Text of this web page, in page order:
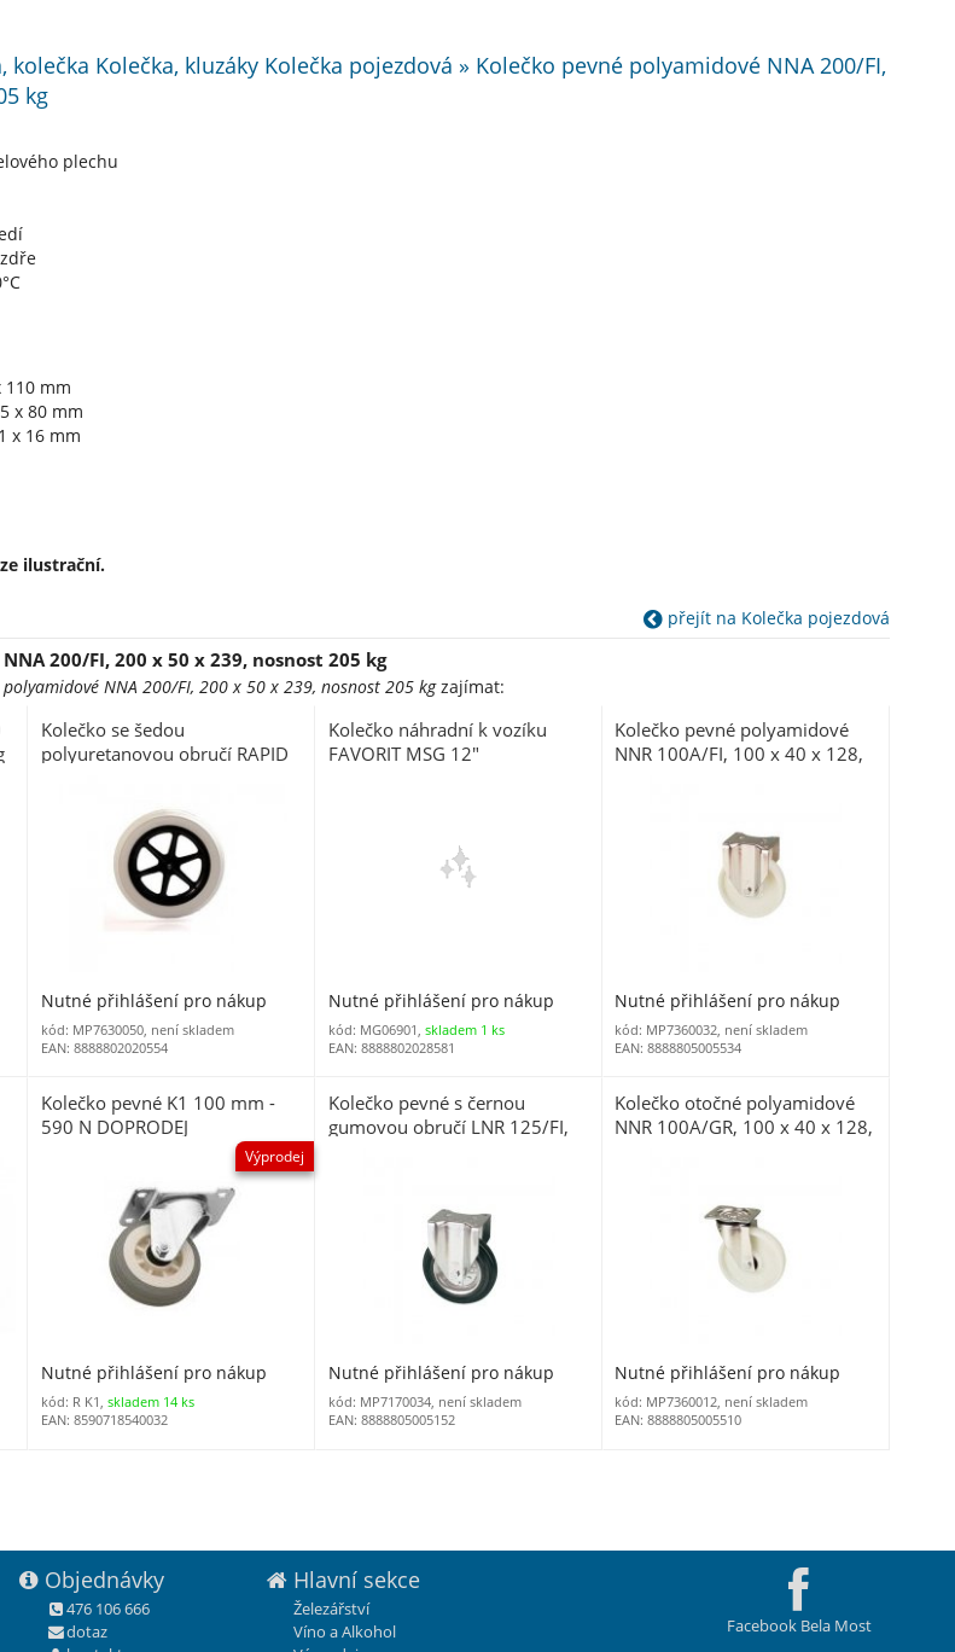
Kolečka, kluzáky Kolečka pojezdová » Kolečko pevné polyamidové NNA 200/FI,
kg
plechu
110 mm
x 80 mm
x 16 mm
ilustrační.
přejít na Kolečka pojezdová
200/FI, 200 x 50 x 239, nosnost 205 kg
polyamidové NNA 200/FI, 200 x 50 x 239, nosnost 205 kgzajímat:
Kolečko se šedou
polyuretanovou obručí RAPID
Nutné přihlášení pro nákup
kód: MP7630050, není skladem
EAN: 8888802020554
Kolečko náhradní k vozíku
FAVORIT MSG 12"
Nutné přihlášení pro nákup
kód: MG06901, skladem 1 ks
EAN: 8888802028581
Kolečko pevné polyamidové
NNR 100A/FI, 100 x 40 x 128,
Nutné přihlášení pro nákup
kód: MP7360032, není skladem
EAN: 8888805005534
Kolečko pevné K1 100 mm -
590 N DOPRODEJ
Výprodej
Nutné přihlášení pro nákup
kód: R K1, skladem 14 ks
EAN: 8590718540032
Kolečko pevné s černou
gumovou obručí LNR 125/FI,
Nutné přihlášení pro nákup
kód: MP7170034, není skladem
EAN: 8888805005152
Kolečko otočné polyamidové
NNR 100A/GR, 100 x 40 x 128,
Nutné přihlášení pro nákup
kód: MP7360012, není skladem
EAN: 8888805005510
Facebook Bela Most
Objednávky
476 106 666
dotaz
Hlavní sekce
Železářství
Víno a Alkohol